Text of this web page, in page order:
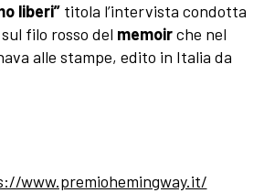
liberi” titola l’intervista condotta
filo rosso del memoirche nel
alle stampe, edito in Italia da
www.premiohemingway.it/